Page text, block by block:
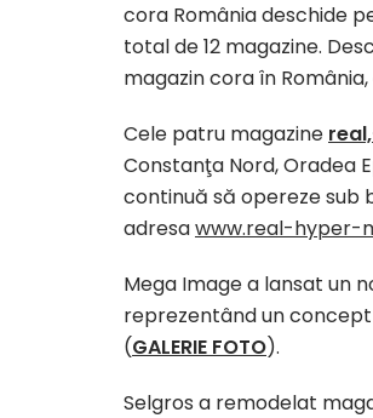
cora România deschide
total de 12 magazine.
magazin cora în
Cele patru magazine
Constanţa Nord, Oradea
continuă să opereze sub
adresawww.real-hyper-
Mega Image a lansat un
reprezentând un
(GALERIE FOTO).
Selgros a remodelat